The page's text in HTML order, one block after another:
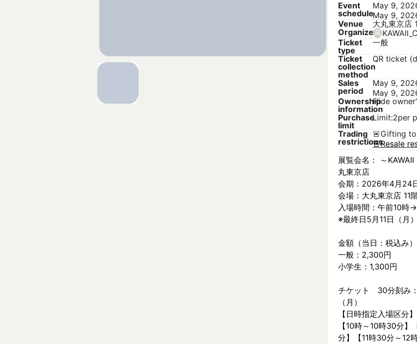
Event
schedule
May 9,
May 9,
Venue
大丸東京店
Organizer
Ticket
type
一般
Ticket
collection
method
QR ticket
Sales
period
May 9,
May 9,
Ownership
information
Hide
Purchase
limit
Limit:2per
Trading
restrictions
🚨Gifting
🚨Resale
展覧会名： ～
丸東京店
会期：2026年4月24
会場：大丸東京店 11
入場時間：午前10時
※最終日5月11日（月
金額（当日：税込み）
一般：2,300円
小学生：1,300円
チケット　30分刻み
（月）
【日時指定入場区分】
【10時～10時30分】
分】【11時30分～12時